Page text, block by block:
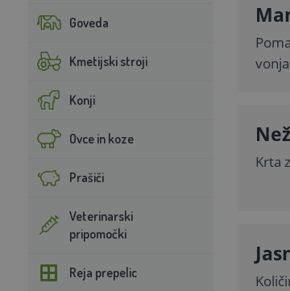
Goveda
Kmetijski stroji
Konji
Ovce in koze
Prašiči
Veterinarski
pripomočki
Reja prepelic
Krta